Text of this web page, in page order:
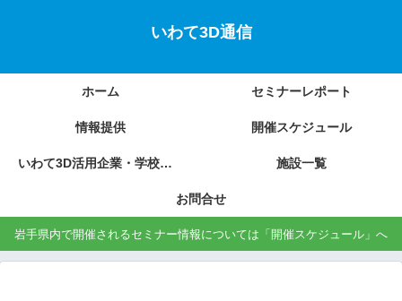
いわて3D通信
ホーム セミナーレポート
情報提供 開催スケジュール
いわて3D活用企業・学校の紹介 施設一覧
お問合せ
岩手県内で開催されるセミナー情報については「開催スケジュール」へ